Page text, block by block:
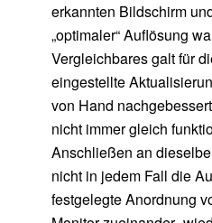
erkannten Bildschirm
„optimaler“ Auflösung
Vergleichbares galt für
eingestellte
von Hand
nicht immer gleich
Anschließen an
nicht in jedem Fall die
festgelegte Anordnung